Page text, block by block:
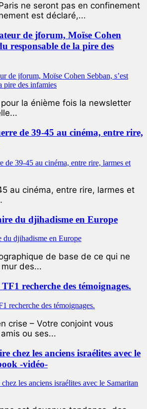
ne seront pas en confinement
est déclaré,...
de jforum, Moïse Cohen
responsable de la pire des
pour la énième fois la newsletter
de 39-45 au cinéma, entre rire,
au cinéma, entre rire, larmes et
du djihadisme en Europe
de base de ce qui ne
des...
recherche des témoignages.
crise – Votre conjoint vous
ou ses...
chez les anciens israélites avec le
-vidéo-